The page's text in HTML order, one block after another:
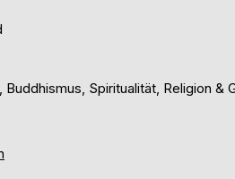
Spiritualität, Religion &